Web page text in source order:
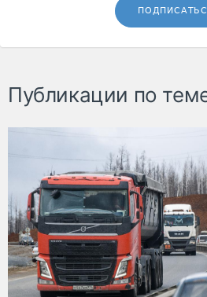
Публикации по